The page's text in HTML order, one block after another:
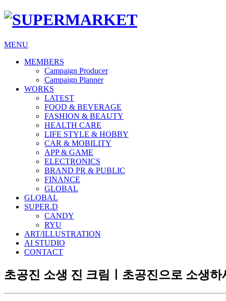
MENU
MEMBERS
Campaign Producer
Campaign Planner
WORKS
LATEST
FOOD & BEVERAGE
FASHION & BEAUTY
HEALTH CARE
LIFE STYLE & HOBBY
CAR & MOBILITY
APP & GAME
ELECTRONICS
BRAND PR & PUBLIC
FINANCE
GLOBAL
GLOBAL
SUPER.D
CANDY
RYU
ART/ILLUSTRATION
AI STUDIO
CONTACT
초공진 소생 진 크림ㅣ초공진으로 소생하